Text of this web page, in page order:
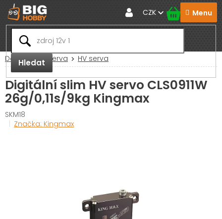
Přejít
na
obsah
Hledat
CZK
Domů RC Serva HV serva
Digitální slim HV servo CLS0911W
26g/0,11s/9kg Kingmax
SKM18
Značka: Kingmax